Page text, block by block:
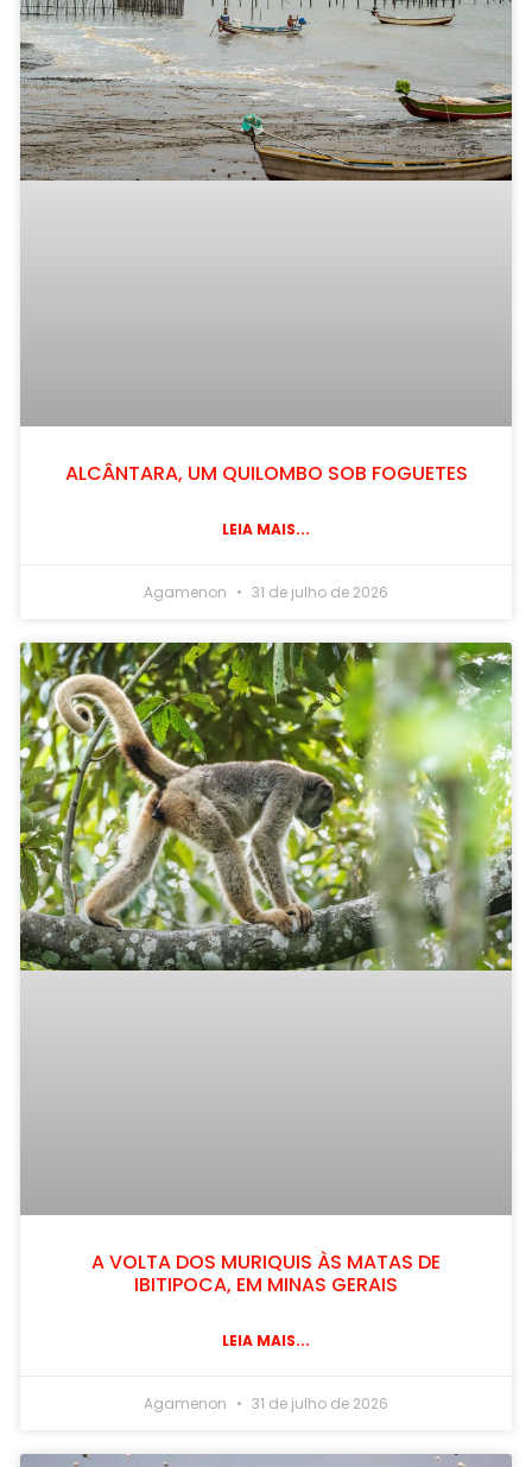
ALCÂNTARA, UM QUILOMBO SOB FOGUETES
LEIA MAIS...
Agamenon 31 de julho de 2026
A VOLTA DOS MURIQUIS ÀS MATAS DE
IBITIPOCA, EM MINAS GERAIS
LEIA MAIS...
Agamenon 31 de julho de 2026